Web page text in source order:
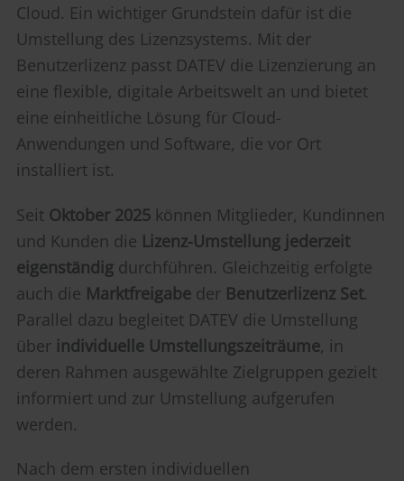
Cloud. Ein wichtiger Grundstein dafür ist die
Umstellung des Lizenzsystems. Mit der
Benutzerlizenz passt DATEV die Lizenzierung an
eine flexible, digitale Arbeitswelt an und bietet
eine einheitliche Lösung für Cloud-
Anwendungen und Software, die vor Ort
installiert ist.
Seit Oktober 2025 können Mitglieder, Kundinnen
und Kunden die Lizenz-Umstellung jederzeit
eigenständig durchführen. Gleichzeitig erfolgte
auch die Marktfreigabe der Benutzerlizenz Set.
Parallel dazu begleitet DATEV die Umstellung
über individuelle Umstellungszeiträume, in
deren Rahmen ausgewählte Zielgruppen gezielt
informiert und zur Umstellung aufgerufen
werden.
Nach dem ersten individuellen